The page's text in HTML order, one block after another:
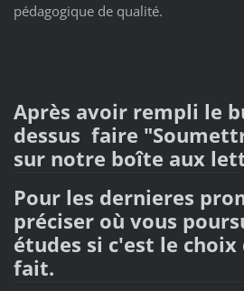
pédagogique de qualité.
Après avoir rempli le
dessus faire
sur notre boîte aux
Pour les dernieres
préciser où vous
études si c'est le choix
fait.